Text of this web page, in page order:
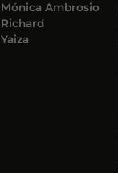
Mónica Ambrosio
Richard
Yaiza